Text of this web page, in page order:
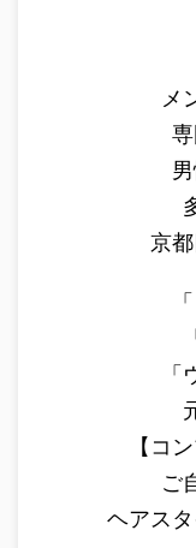
メ
京
【コ
ご
ヘアス